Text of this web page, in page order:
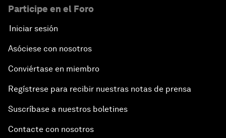
Participe en el Foro
Iniciar sesión
Asóciese con nosotros
Conviértase en miembro
Regístrese para recibir nuestras notas de prensa
Suscríbase a nuestros boletines
Contacte con nosotros